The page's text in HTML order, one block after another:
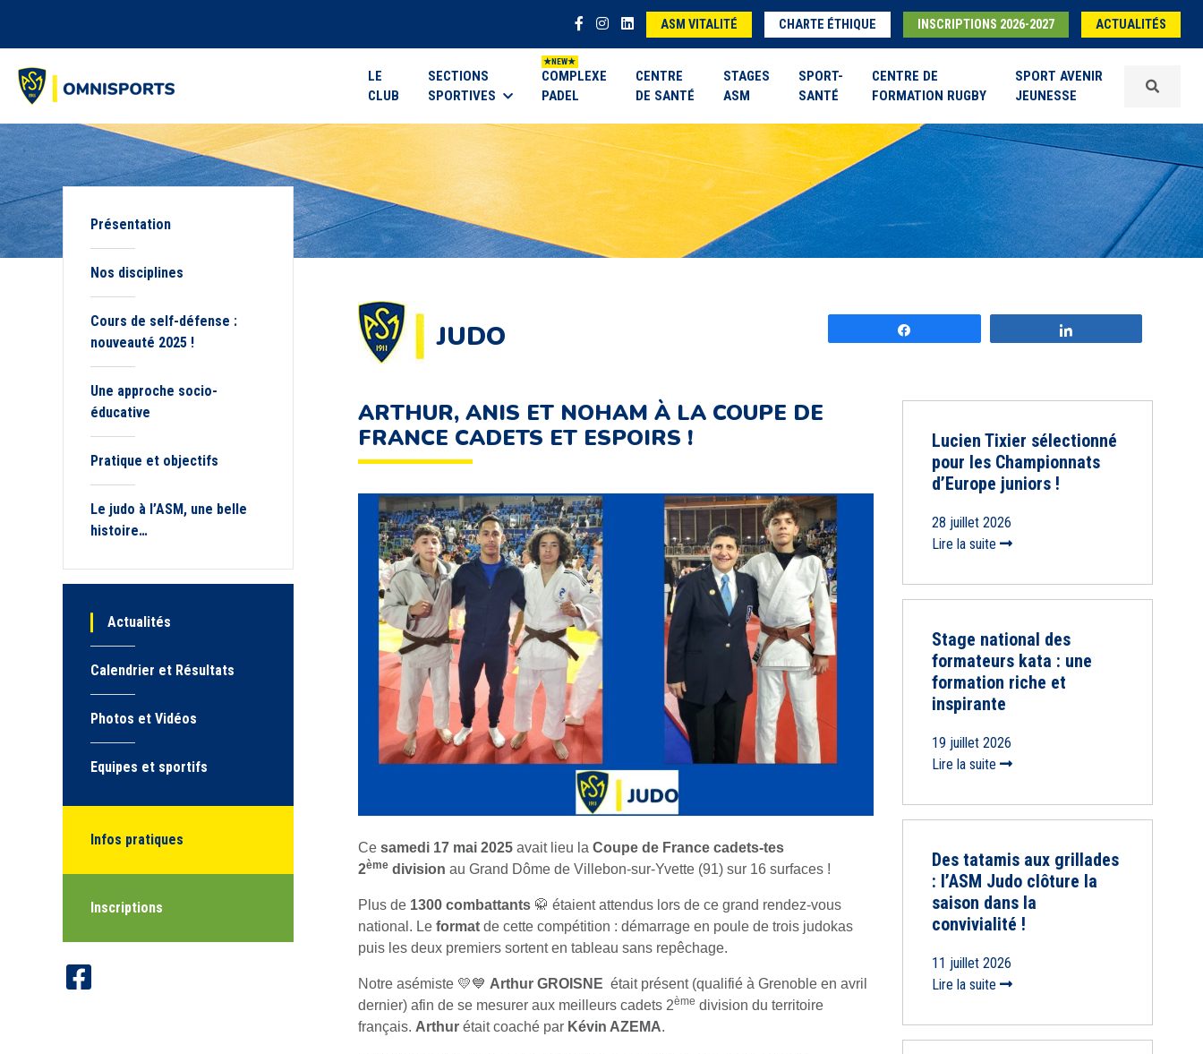
ASM VITALITÉ CHARTE ÉTHIQUE INSCRIPTIONS 2026-2027 ACTUALITÉS
LE
CLUB
SECTIONS
SPORTIVES
COMPLEXE
PADEL
CENTRE
DE SANTÉ
STAGES
ASM
SPORT-
SANTÉ
CENTRE DE
FORMATION RUGBY
SPORT AVENIR
JEUNESSE
Présentation
Nos disciplines
Cours de self-défense :
nouveauté 2025 !
Une approche socio-
éducative
Pratique et objectifs
Le judo à l’ASM, une belle
histoire…
Actualités
Calendrier et Résultats
Photos et Vidéos
Equipes et sportifs
Infos pratiques
Inscriptions
JUDO
ARTHUR, ANIS ET NOHAM À LA COUPE DE
FRANCE CADETS ET ESPOIRS !
Ce samedi 17 mai 2025 avait lieu la Coupe de France cadets-tes
2ème division au Grand Dôme de Villebon-sur-Yvette (91) sur 16 surfaces !
Plus de 1300 combattants 🥋 étaient attendus lors de ce grand rendez-vous
national. Le format de cette compétition : démarrage en poule de trois judokas
puis les deux premiers sortent en tableau sans repêchage.
Notre asémiste 💛💙 Arthur GROISNE était présent (qualifié à Grenoble en avril
dernier) afin de se mesurer aux meilleurs cadets 2ème division du territoire
français. Arthur était coaché par Kévin AZEMA.
Lucien Tixier sélectionné
pour les Championnats
d’Europe juniors !
28 juillet 2026
Lire la suite
Stage national des
formateurs kata : une
formation riche et
inspirante
19 juillet 2026
Lire la suite
Des tatamis aux grillades
: l’ASM Judo clôture la
saison dans la
convivialité !
11 juillet 2026
Lire la suite